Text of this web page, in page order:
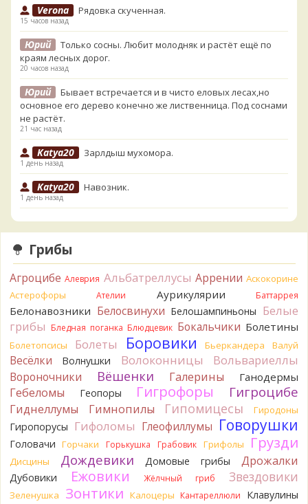
Verona Рядовка скученная.
15 часов назад
Юрий
Только сосны. Любит молодняк и растёт ещё по
краям лесных дорог.
20 часов назад
Юрий
Бывает встречается и в чисто еловых лесах,но
основное его дерево конечно же лиственница. Под соснами
не растёт.
21 час назад
Katya20 Зарлдыш мухомора.
1 день назад
Katya20 Навозник.
1 день назад
Verona Скорее всего он.
2 дня назад
Verona
2 дня назад
Verona
Рядовка мыльная, судя по пластинкам.
Правильно сделали, что не взяли.
2 дня назад
BorisM Подгруздок чёрный, или близкие виды
2 дня назад
BorisM Сдаётся мне, на земле и в руке - разные грибы.
2 дня назад
Кирилл
Вони не было, но вода и гриб при варке
начали желтеть. Выкинул. Большое спасибо.
2 дня назад
Кирилл Спасибо.
2 дня назад
Tatiana_A
Да. Но они не все безоговорочно
Грибы
Агроцибе Алеврия Альбатреллусы Аррении Аскокорине
Астерофоры
Ателии Аурикулярии Баттаррея
Белонавозники Белосвинухи Белошампиньоны Белые
грибы Бледная поганка Блюдцевик Бокальчики Болетины
Болетопсисы Болеты Боровики Бьеркандера Валуй
Весёлки Волнушки Волоконницы Вольвариеллы
Вороночники Вёшенки Галерины Ганодермы
Гебеломы Геопоры Гигрофоры Гигроцибе
Гиднеллумы Гимнопилы Гипомицесы Гиродоны
Гиропорусы Гифоломы Глеофиллумы Говорушки
Головачи Горчаки Горькушка Грабовик Грифолы Грузди
Дисцины Дождевики Домовые грибы Дрожалки
Дубовики Ежовики Жёлчный гриб Звездовики
Зеленушка Зонтики Калоцеры Кантареллюли
Клавулины